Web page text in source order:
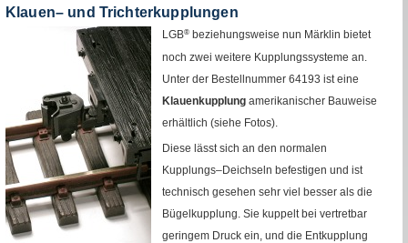
Klauen– und Trichterkupplungen
LGB® beziehungsweise nun Märklin bietet
noch zwei weitere Kupplungssysteme an.
Unter der Bestellnummer 64193 ist eine
Klauenkupplung amerikanischer Bauweise
erhältlich (siehe Fotos).
Diese lässt sich an den normalen
Kupplungs–Deichseln befestigen und ist
technisch gesehen sehr viel besser als die
Bügelkupplung. Sie kuppelt bei vertretbar
geringem Druck ein, und die Entkupplung